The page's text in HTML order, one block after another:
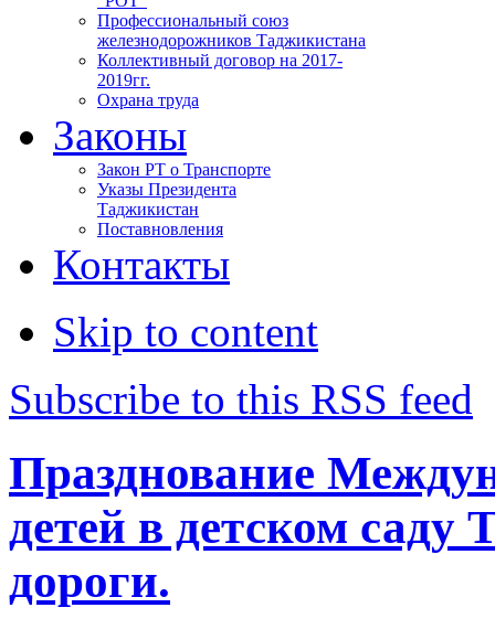
Профессиональный союз
железнодорожников Таджикистана
Коллективный договор на 2017-
2019гг.
Охрана труда
Законы
Закон РТ о Транспорте
Указы Президента
Таджикистан
Поставновления
Контакты
Skip to content
Subscribe to this RSS feed
Празднование
детей в детском саду
дороги.